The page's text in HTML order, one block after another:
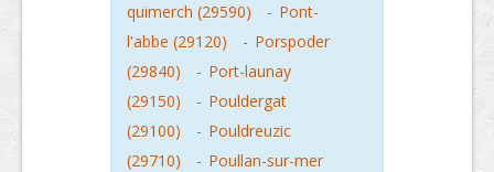
quimerch (29590)
- Pont-
l'abbe (29120)
- Porspoder
(29840)
- Port-launay
(29150)
- Pouldergat
(29100)
- Pouldreuzic
(29710)
- Poullan-sur-mer